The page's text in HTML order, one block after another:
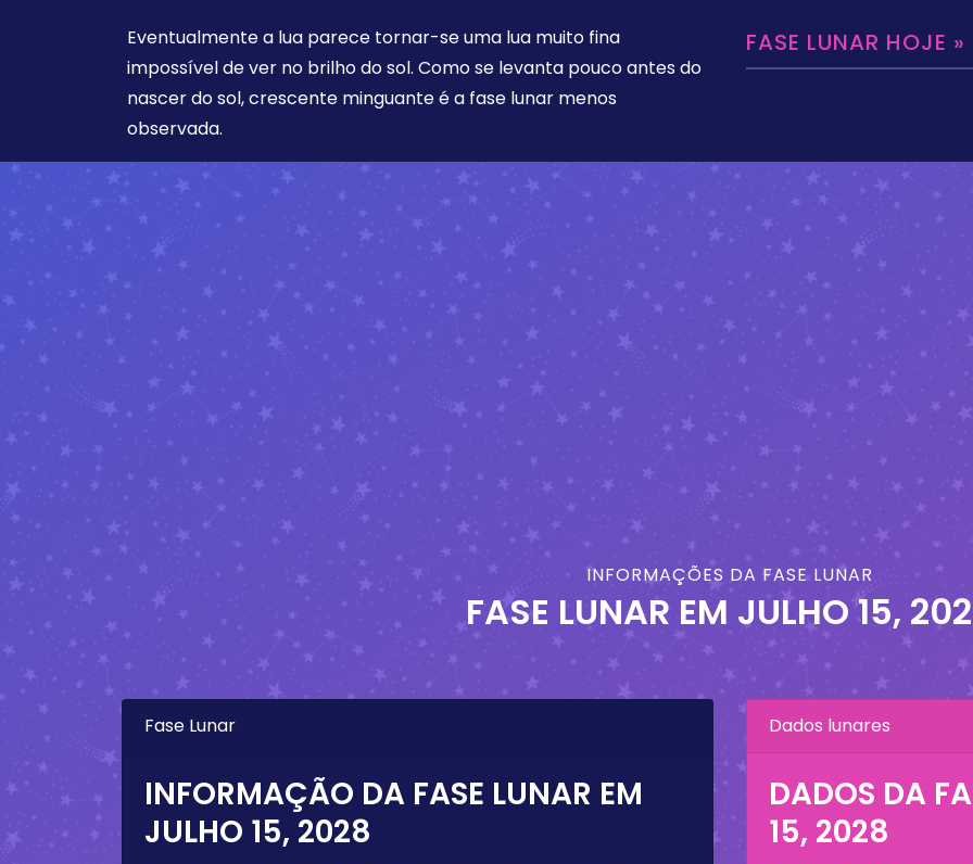
Eventualmente a lua parece tornar-se uma lua muito fina
impossível de ver no brilho do sol. Como se levanta pouco antes do
nascer do sol, crescente minguante é a fase lunar menos
observada.
FASE LUNAR HOJE
INFORMAÇÕES DA FASE LUNAR
FASE LUNAR EM JULHO 15,
Fase Lunar
INFORMAÇÃO DA FASE LUNAR EM
JULHO 15, 2028
Dados lunares
DADOS DA
15, 2028